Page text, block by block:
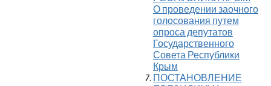
О проведении заочного
голосования путем
опроса депутатов
Государственного
Совета Республики
Крым
ПОСТАНОВЛЕНИЕ